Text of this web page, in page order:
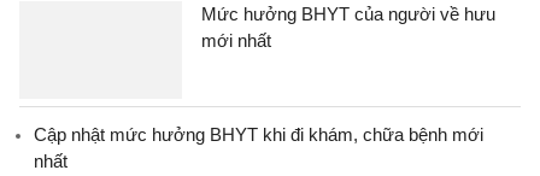
Mức hưởng BHYT của người về hưu
mới nhất
Cập nhật mức hưởng BHYT khi đi khám, chữa bệnh mới
nhất